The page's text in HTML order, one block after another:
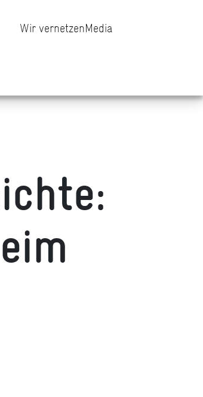
Wir vernetzenMedia